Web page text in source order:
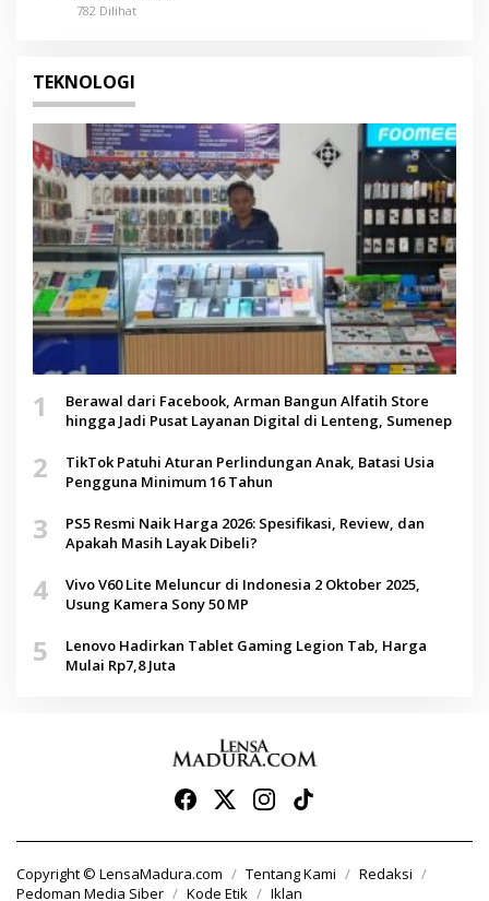
782 Dilihat
TEKNOLOGI
1
Berawal dari Facebook, Arman Bangun Alfatih Store
hingga Jadi Pusat Layanan Digital di Lenteng, Sumenep
2
TikTok Patuhi Aturan Perlindungan Anak, Batasi Usia
Pengguna Minimum 16 Tahun
3
PS5 Resmi Naik Harga 2026: Spesifikasi, Review, dan
Apakah Masih Layak Dibeli?
4
Vivo V60 Lite Meluncur di Indonesia 2 Oktober 2025,
Usung Kamera Sony 50 MP
5
Lenovo Hadirkan Tablet Gaming Legion Tab, Harga
Mulai Rp7,8 Juta
Copyright © LensaMadura.com Tentang Kami
Redaksi
Pedoman Media Siber
Kode Etik Iklan